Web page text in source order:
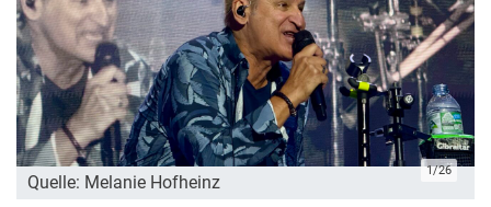
Quelle: Melanie Hofheinz
1/26